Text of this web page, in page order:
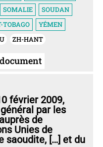
SOMALIE
SOUDAN
TOBAGO
YÉMEN
ZH-HANT
février 2009,
par les
de
Unies de
saoudite, […] et du